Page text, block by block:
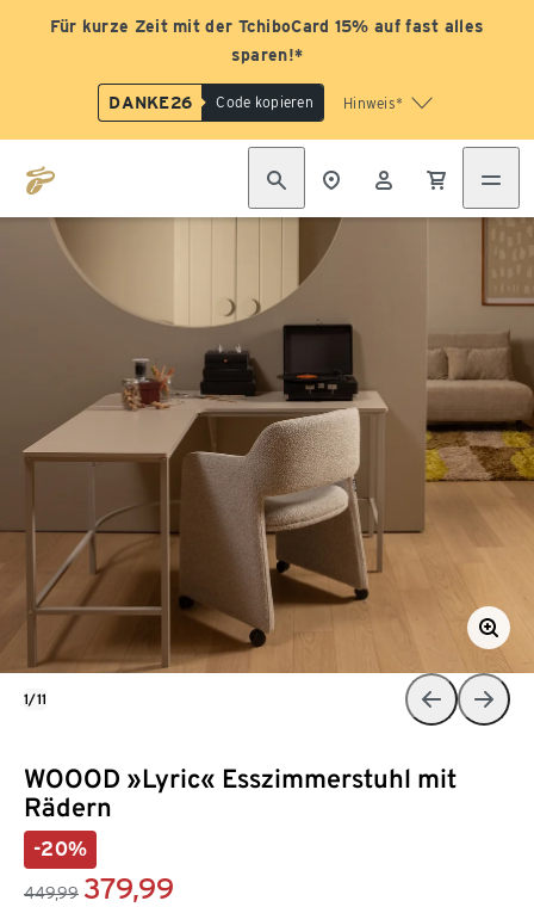
Für kurze Zeit mit der TchiboCard 15% auf fast alles
sparen!*
DANKE26 Code kopieren Hinweis*
WOOOD »Lyric« Esszimmerstuhl mit
Rädern
-20%
449,99 379,99
1/11